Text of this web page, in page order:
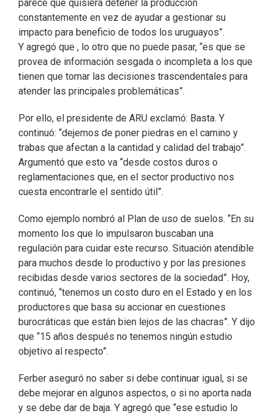
parece que quisiera detener la producción
constantemente en vez de ayudar a gestionar su
impacto para beneficio de todos los uruguayos”.
Y agregó que , lo otro que no puede pasar, “es que se
provea de información sesgada o incompleta a los que
tienen que tomar las decisiones trascendentales para
atender las principales problemáticas”.
Por ello, el presidente de ARU exclamó: Basta. Y
continuó: “dejemos de poner piedras en el camino y
trabas que afectan a la cantidad y calidad del trabajo”.
Argumentó que esto va “desde costos duros o
reglamentaciones que, en el sector productivo nos
cuesta encontrarle el sentido útil”.
Como ejemplo nombró al Plan de uso de suelos. “En su
momento los que lo impulsaron buscaban una
regulación para cuidar este recurso. Situación atendible
para muchos desde lo productivo y por las presiones
recibidas desde varios sectores de la sociedad”. Hoy,
continuó, “tenemos un costo duro en el Estado y en los
productores que basa su accionar en cuestiones
burocráticas que están bien lejos de las chacras”. Y dijo
que “15 años después no tenemos ningún estudio
objetivo al respecto”.
Ferber aseguró no saber si debe continuar igual, si se
debe mejorar en algunos aspectos, o si no aporta nada
y se debe dar de baja. Y agregó que “ese estudio lo